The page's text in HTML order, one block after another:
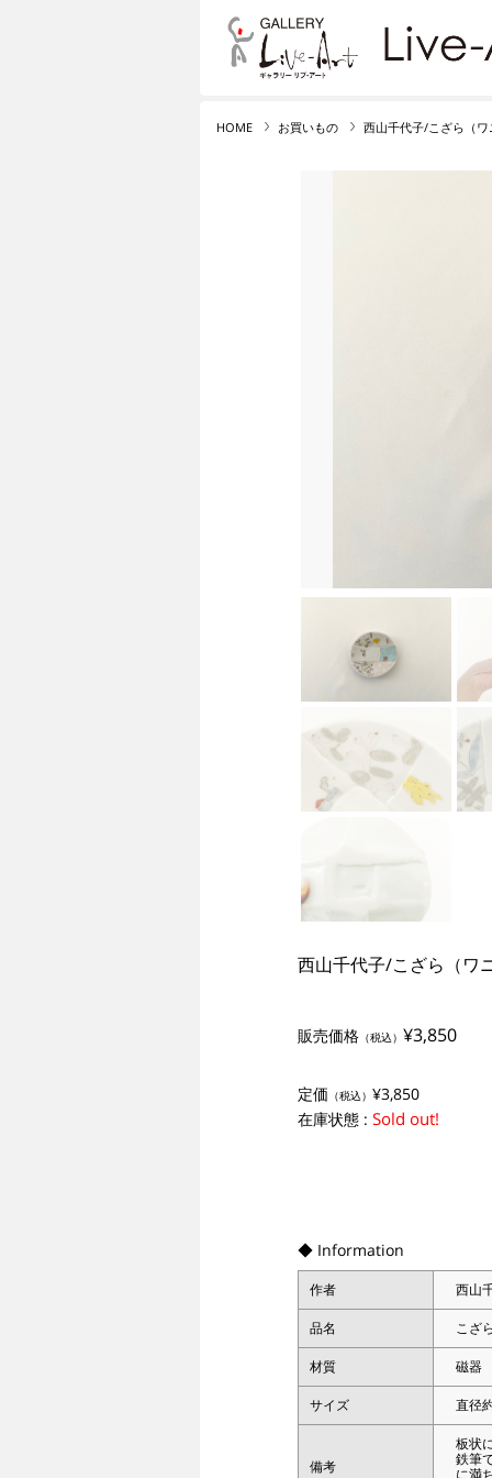
リブ・アート オンラ
HOME お買いもの 西山千代子/こざら（ワ
西山千代子/こざら（ワ
販売価格 （税込） ¥3,850
定価 （税込） ¥3,850
在庫状態 : Sold out!
◆ Information
作者 西山
品名 こざ
材質 磁器
サイズ 直径
備考
板状
鉄筆
に満